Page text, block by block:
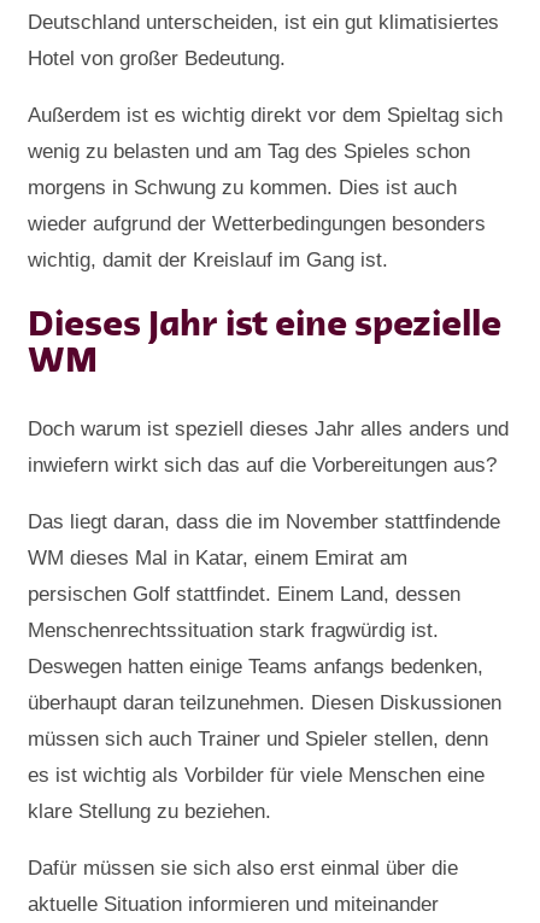
Deutschland unterscheiden, ist ein gut klimatisiertes
Hotel von großer Bedeutung.
Außerdem ist es wichtig direkt vor dem Spieltag sich
wenig zu belasten und am Tag des Spieles schon
morgens in Schwung zu kommen. Dies ist auch
wieder aufgrund der Wetterbedingungen besonders
wichtig, damit der Kreislauf im Gang ist.
Dieses Jahr ist eine spezielle
WM
Doch warum ist speziell dieses Jahr alles anders und
inwiefern wirkt sich das auf die Vorbereitungen aus?
Das liegt daran, dass die im November stattfindende
WM dieses Mal in Katar, einem Emirat am
persischen Golf stattfindet. Einem Land, dessen
Menschenrechtssituation stark fragwürdig ist.
Deswegen hatten einige Teams anfangs bedenken,
überhaupt daran teilzunehmen. Diesen Diskussionen
müssen sich auch Trainer und Spieler stellen, denn
es ist wichtig als Vorbilder für viele Menschen eine
klare Stellung zu beziehen.
Dafür müssen sie sich also erst einmal über die
aktuelle Situation informieren und miteinander